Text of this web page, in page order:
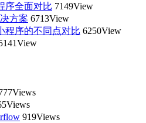
序全面对比 7149View
方案 6713View
程序的不同点对比 6250View
919Views